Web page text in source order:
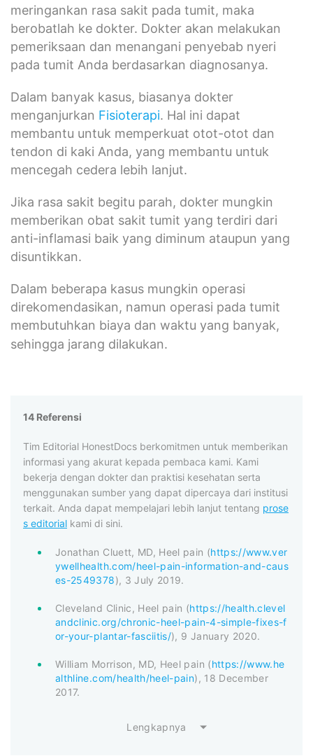
meringankan rasa sakit pada tumit, maka
berobatlah ke dokter. Dokter akan melakukan
pemeriksaan dan menangani penyebab nyeri
pada tumit Anda berdasarkan diagnosanya.
Dalam banyak kasus, biasanya dokter
menganjurkan Fisioterapi. Hal ini dapat
membantu untuk memperkuat otot-otot dan
tendon di kaki Anda, yang membantu untuk
mencegah cedera lebih lanjut.
Jika rasa sakit begitu parah, dokter mungkin
memberikan obat sakit tumit yang terdiri dari
anti-inflamasi baik yang diminum ataupun yang
disuntikkan.
Dalam beberapa kasus mungkin operasi
direkomendasikan, namun operasi pada tumit
membutuhkan biaya dan waktu yang banyak,
sehingga jarang dilakukan.
14 Referensi
Tim Editorial HonestDocs berkomitmen untuk memberikan
informasi yang akurat kepada pembaca kami. Kami
bekerja dengan dokter dan praktisi kesehatan serta
menggunakan sumber yang dapat dipercaya dari institusi
terkait. Anda dapat mempelajari lebih lanjut tentang prose
s editorial kami di sini.
Jonathan Cluett, MD, Heel pain (https://www.ver
ywellhealth.com/heel-pain-information-and-caus
es-2549378), 3 July 2019.
Cleveland Clinic, Heel pain (https://health.clevel
andclinic.org/chronic-heel-pain-4-simple-fixes-f
or-your-plantar-fasciitis/), 9 January 2020.
William Morrison, MD, Heel pain (https://www.he
althline.com/health/heel-pain), 18 December
2017.
Lengkapnya